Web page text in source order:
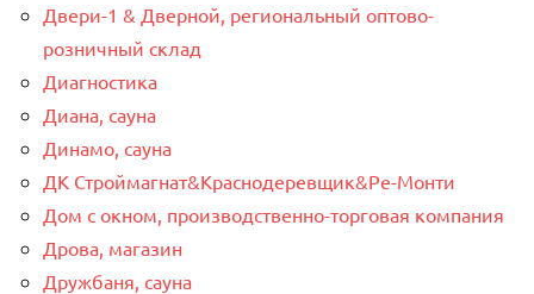
Двери-1 & Дверной, региональный оптово-
розничный склад
Диагностика
Диана, сауна
Динамо, сауна
ДК Строймагнат&Краснодеревщик&Ре-Монти
Дом с окном, производственно-торговая компания
Дрова, магазин
Дружбаня, сауна